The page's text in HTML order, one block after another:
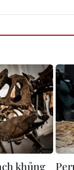
khủng